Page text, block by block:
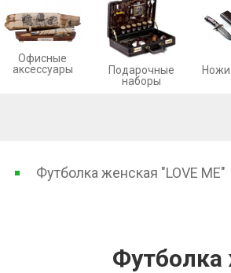
Офисные
аксессуары
Подарочные
наборы
Ножи
Футболка женская "LOVE ME"
Футболка